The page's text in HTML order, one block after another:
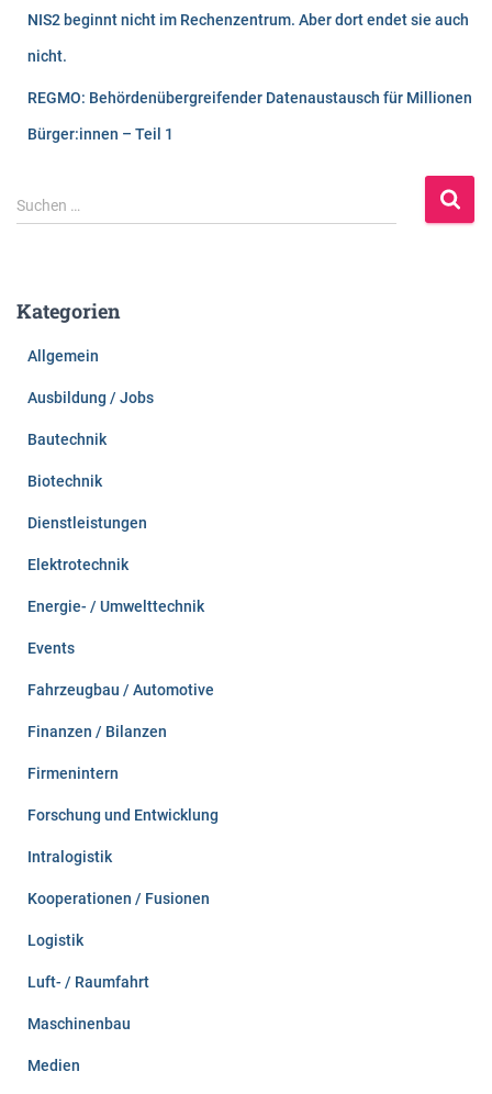
NIS2 beginnt nicht im Rechenzentrum. Aber dort endet sie auch
nicht.
REGMO: Behördenübergreifender Datenaustausch für Millionen
Bürger:innen – Teil 1
S
u
n
Suchen …
Kategorien
Allgemein
Ausbildung / Jobs
Bautechnik
Biotechnik
Dienstleistungen
Elektrotechnik
Energie- / Umwelttechnik
Events
Fahrzeugbau / Automotive
Finanzen / Bilanzen
Firmenintern
Forschung und Entwicklung
Intralogistik
Kooperationen / Fusionen
Logistik
Luft- / Raumfahrt
Maschinenbau
Medien